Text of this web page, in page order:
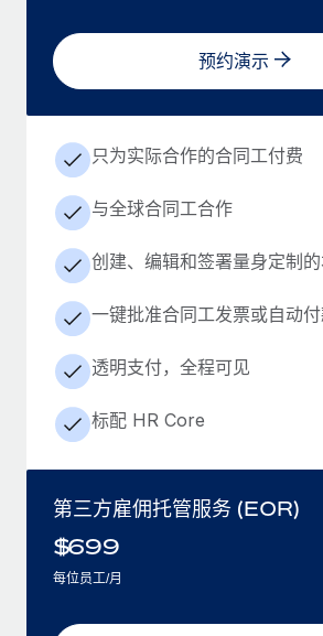
预约演示
只为实际合作的合同工付费
与全球合同工合作
创建、编辑和签署量身定制
一键批准合同工发票或自动
透明支付，全程可见
标配 HR Core
第三方雇佣托管服务 (EOR)
$699
每位员工/月